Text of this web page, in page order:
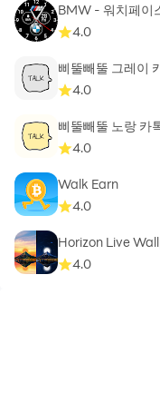
BMW - 워치페이
4.0
삐뚤빼뚤 그레이
4.0
삐뚤빼뚤 노랑 카
4.0
Walk Earn
4.0
Horizon Live
4.0